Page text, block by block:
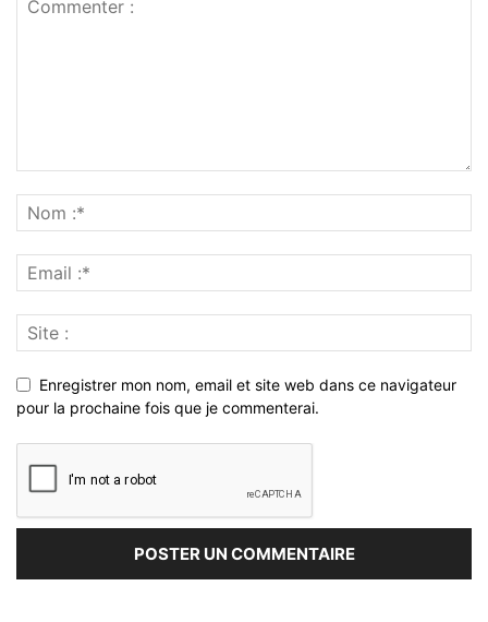
Enregistrer mon nom, email et site web dans ce navigateur
pour la prochaine fois que je commenterai.